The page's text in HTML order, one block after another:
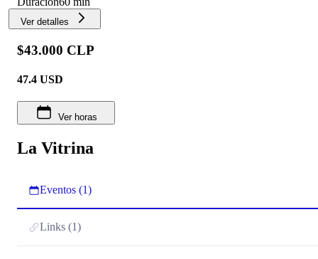
Ver detalles
$43.000 CLP
47.4 USD
Ver horas
La Vitrina
Eventos (1)
Links (1)